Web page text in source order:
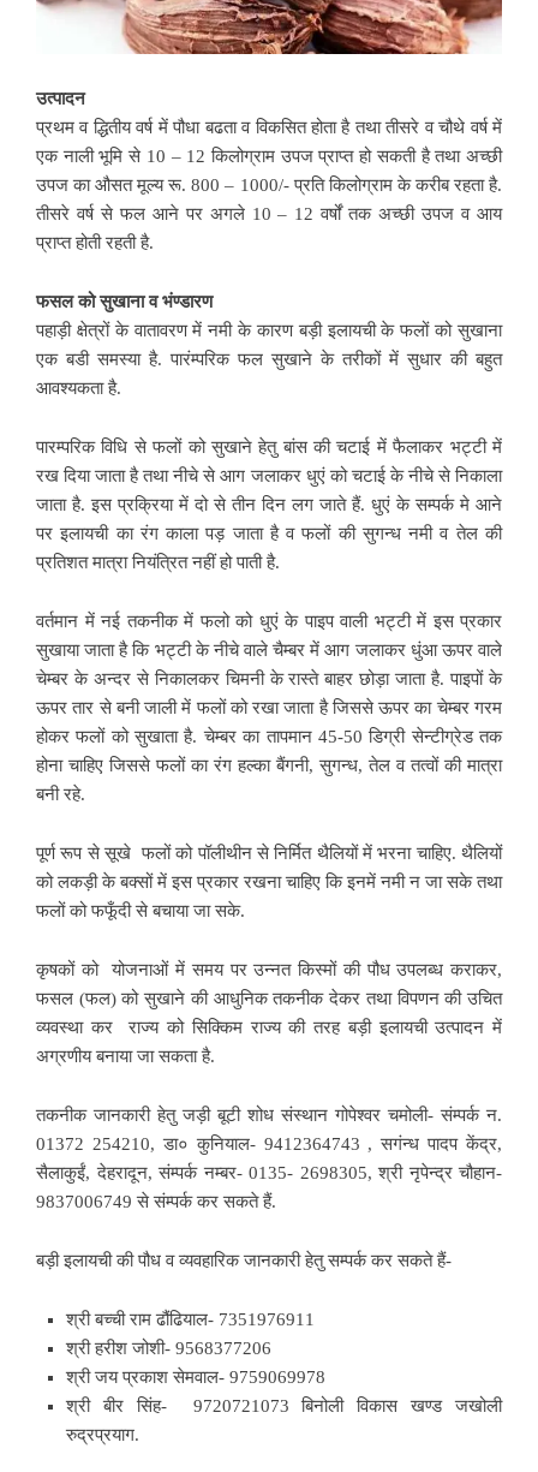
उत्पादन
प्रथम व द्धितीय वर्ष में पौधा बढता व विकसित होता है तथा तीसरे व चौथे वर्ष में
एक नाली भूमि से 10 – 12 किलोग्राम उपज प्राप्त हो सकती है तथा अच्छी
उपज का औसत मूल्य रू. 800 – 1000/- प्रति किलोग्राम के करीब रहता है.
तीसरे वर्ष से फल आने पर अगले 10 – 12 वर्षों तक अच्छी उपज व आय
प्राप्त होती रहती है.
फसल को सुखाना व भंण्डारण
पहाड़ी क्षेत्रों के वातावरण में नमी के कारण बड़ी इलायची के फलों को सुखाना
एक बडी समस्या है. पारंम्परिक फल सुखाने के तरीकों में सुधार की बहुत
आवश्यकता है.
पारम्परिक विधि से फलों को सुखाने हेतु बांस की चटाई में फैलाकर भट्टी में
रख दिया जाता है तथा नीचे से आग जलाकर धुएं को चटाई के नीचे से निकाला
जाता है. इस प्रक्रिया में दो से तीन दिन लग जाते हैं. धुएं के सम्पर्क मे आने
पर इलायची का रंग काला पड़ जाता है व फलों की सुगन्ध नमी व तेल की
प्रतिशत मात्रा नियंत्रित नहीं हो पाती है.
वर्तमान में नई तकनीक में फलो को धुएं के पाइप वाली भट्टी में इस प्रकार
सुखाया जाता है कि भट्टी के नीचे वाले चैम्बर में आग जलाकर धुंआ ऊपर वाले
चेम्बर के अन्दर से निकालकर चिमनी के रास्ते बाहर छोड़ा जाता है. पाइपों के
ऊपर तार से बनी जाली में फलों को रखा जाता है जिससे ऊपर का चेम्बर गरम
होकर फलों को सुखाता है. चेम्बर का तापमान 45-50 डिग्री सेन्टीग्रेड तक
होना चाहिए जिससे फलों का रंग हल्का बैंगनी, सुगन्ध, तेल व तत्वों की मात्रा
बनी रहे.
पूर्ण रूप से सूखे फलों को पॉलीथीन से निर्मित थैलियों में भरना चाहिए. थैलियों
को लकड़ी के बक्सों में इस प्रकार रखना चाहिए कि इनमें नमी न जा सके तथा
फलों को फफूँदी से बचाया जा सके.
कृषकों को योजनाओं में समय पर उन्नत किस्मों की पौध उपलब्ध कराकर,
फसल (फल) को सुखाने की आधुनिक तकनीक देकर तथा विपणन की उचित
व्यवस्था कर राज्य को सिक्किम राज्य की तरह बड़ी इलायची उत्पादन में
अग्रणीय बनाया जा सकता है.
तकनीक जानकारी हेतु जड़ी बूटी शोध संस्थान गोपेश्वर चमोली- संम्पर्क न.
01372 254210, डा० कुनियाल- 9412364743 , सगंन्ध पादप केंद्र,
सैलाकुईं, देहरादून, संम्पर्क नम्बर- 0135- 2698305, श्री नृपेन्द्र चौहान-
9837006749 से संम्पर्क कर सकते हैं.
बड़ी इलायची की पौध व व्यवहारिक जानकारी हेतु सम्पर्क कर सकते हैं-
श्री बच्ची राम ढौंढियाल- 7351976911
श्री हरीश जोशी- 9568377206
श्री जय प्रकाश सेमवाल- 9759069978
श्री बीर सिंह- 9720721073 बिनोली विकास खण्ड जखोली
रुद्रप्रयाग.